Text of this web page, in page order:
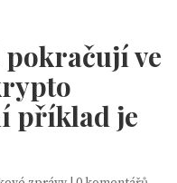
ve
příklad je